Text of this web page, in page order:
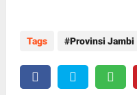
Tags Provinsi Jambi